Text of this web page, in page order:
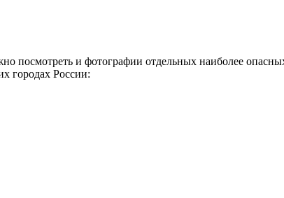
посмотреть и фотографии отдельных наиболее
городах России: